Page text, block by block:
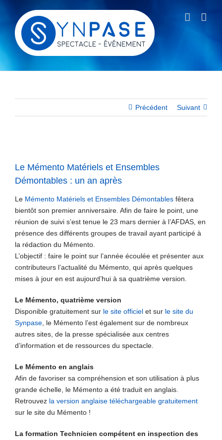
contenu
Précédent Suivant
Le Mémento Matériels et Ensembles
Démontables : un an après
Le Mémento Matériels et Ensembles Démontables fêtera
bientôt son premier anniversaire. Afin de faire le point, une
réunion de suivi s’est tenue le 23 mars dernier à l’AFDAS, en
présence des différents groupes de travail ayant participé à
la rédaction du Mémento.
L’objectif : faire le point sur l’année écoulée et présenter aux
contributeurs l’actualité du Mémento, qui après quelques
mises à jour en est aujourd’hui à sa quatrième version.
Le Mémento, quatrième version
Disponible gratuitement sur le site officiel et sur le site du
Synpase , le Mémento l’est également sur de nombreux
autres sites, de la presse spécialisée aux centres
d’information et de ressources du spectacle.
Le Mémento en anglais
Afin de favoriser sa compréhension et son utilisation à plus
grande échelle, le Mémento a été traduit en anglais.
Retrouvez la version anglaise téléchargeable gratuitement
sur le site du Mémento !
La formation Technicien compétent en inspection des